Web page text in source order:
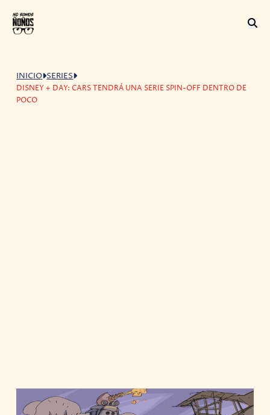
INICIO SERIES
DISNEY + DAY: CARS TENDRÁ UNA SERIE SPIN-OFF DENTRO DE
POCO